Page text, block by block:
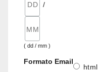
/
( dd / mm )
Formato Email
html